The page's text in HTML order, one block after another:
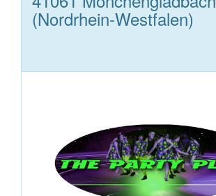
(Nordrhein-Westfalen)